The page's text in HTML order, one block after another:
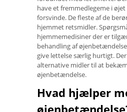
have et fremmedlegeme i
forsvinde. De fleste af de
hjemmet retsmidler.
hjemmemedisiner der er
behandling af
give lettelse særlig hurtigt.
alternative midler til at
øjenbetændelse.
Hvad hjælper